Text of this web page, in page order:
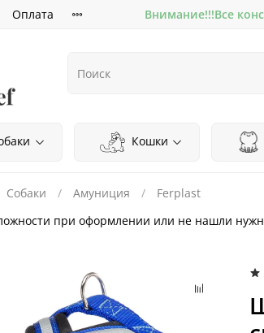
Оплата Внимание!!!Все
Кошки
Собаки Амуниция
Ferplast
при оформлении или не нашли